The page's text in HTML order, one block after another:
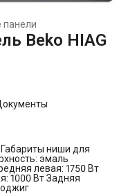
панели
Beko HIAG
ниши для
эмаль
левая: 1750 Вт
1000 Вт Задняя